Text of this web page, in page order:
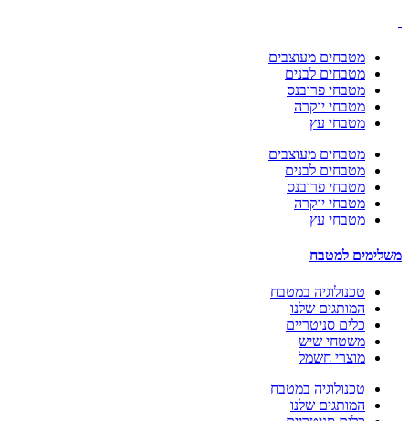
מטבחים מעוצבים
מטבחים לבנים
מטבחי פרובנס
מטבחי יוקרה
מטבחי עץ
מטבחים מעוצבים
מטבחים לבנים
מטבחי פרובנס
מטבחי יוקרה
מטבחי עץ
משלימים למטבח
טכנולוגיה במטבח
המותגים שלנו
כלים סניטריים
משטחי שיש
מוצרי חשמל
טכנולוגיה במטבח
המותגים שלנו